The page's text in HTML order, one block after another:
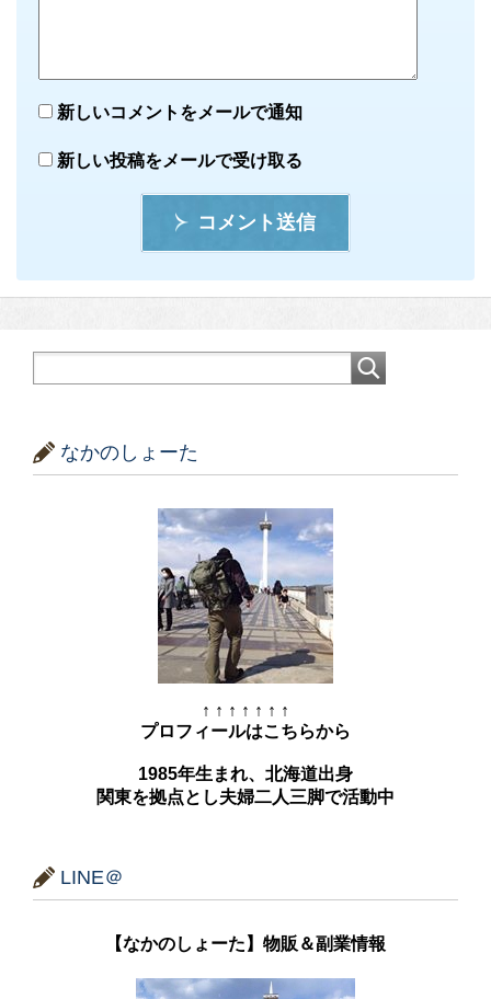
新しいコメントをメールで通知
新しい投稿をメールで受け取る
コメント送信
なかのしょーた
↑ ↑ ↑ ↑ ↑ ↑ ↑
プロフィールはこちらから
1985年生まれ、北海道出身
関東を拠点とし夫婦二人三脚で活動中
LINE＠
【なかのしょーた】物販＆副業情報